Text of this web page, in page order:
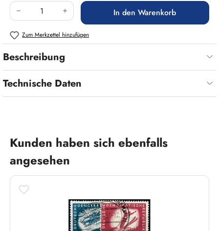
Produkt Anzahl: Gib den gewünschten Wert
In den Warenkorb
Zum Merkzettel hinzufügen
Beschreibung
Technische Daten
Produktgalerie überspringen
Kunden haben sich ebenfalls
angesehen